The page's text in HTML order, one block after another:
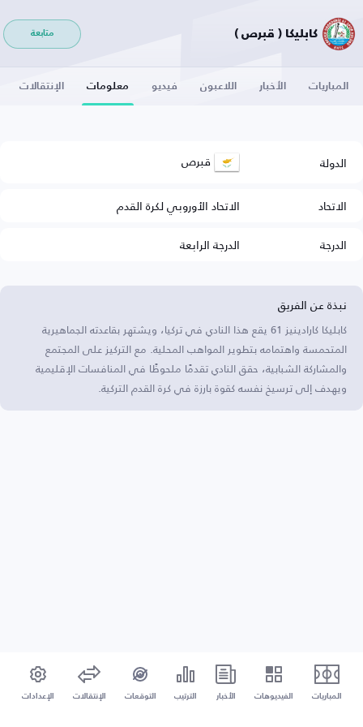
كابليكا ( قبرص ) متابعة
المباريات الأخبار اللاعبون فيديو معلومات الإنتقالات
الدولة قبرص
الاتحاد
الاتحاد الأوروبي لكرة القدم
الدرجة
الدرجة الرابعة
نبذة عن الفريق
كابليكا كارادينيز 61 يقع هذا النادي في تركيا، ويشتهر بقاعدته الجماهيرية
المتحمسة واهتمامه بتطوير المواهب المحلية. مع التركيز على المجتمع
والمشاركة الشبابية، حقق النادي تقدمًا ملحوظًا في المنافسات الإقليمية
ويهدف إلى ترسيخ نفسه كقوة بارزة في كرة القدم التركية.
المباريات الفيديوهات الأخبار الترتيب التوقعات الإنتقالات الإعدادات